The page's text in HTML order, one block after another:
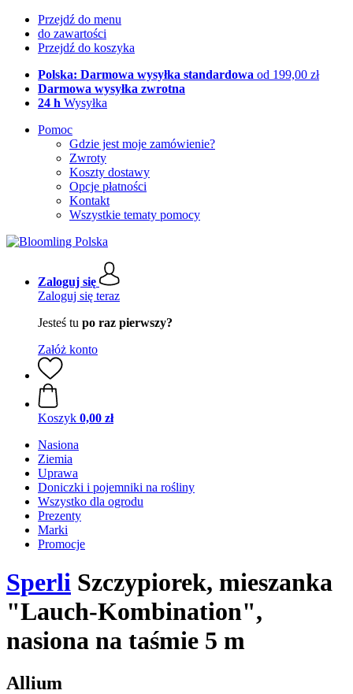
Przejdź do menu
do zawartości
Przejdź do koszyka
Polska: Darmowa wysyłka standardowa od 199,00 zł
Darmowa wysyłka zwrotna
24 h Wysyłka
Pomoc
Gdzie jest moje zamówienie?
Zwroty
Koszty dostawy
Opcje płatności
Kontakt
Wszystkie tematy pomocy
Zaloguj się
Zaloguj się teraz
Jesteś tu po raz pierwszy?
Załóż konto
Koszyk 0,00 zł
Nasiona
Ziemia
Uprawa
Doniczki i pojemniki na rośliny
Wszystko dla ogrodu
Prezenty
Marki
Promocje
Sperli Szczypiorek, mieszanka
"Lauch-Kombination",
nasiona na taśmie 5 m
Allium